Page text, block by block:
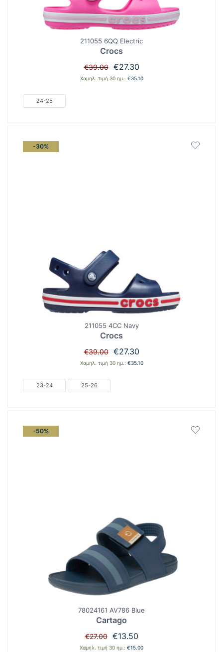
211055 6QQ Electric
Crocs
€39.00
Original
price
€27.30Η
τρέχουσα
Χαμηλ. τιμή 30 ημ.: €35.10
24-25
-30%
211055 4CC Navy
Crocs
€39.00
Original
price
€27.30Η
τρέχουσα
Χαμηλ. τιμή 30 ημ.: €35.10
23-24 25-26
-50%
78024161 AV786 Blue
Cartago
€27.00
Original
price
€13.50Η
τρέχουσα
Χαμηλ. τιμή 30 ημ.: €15.00